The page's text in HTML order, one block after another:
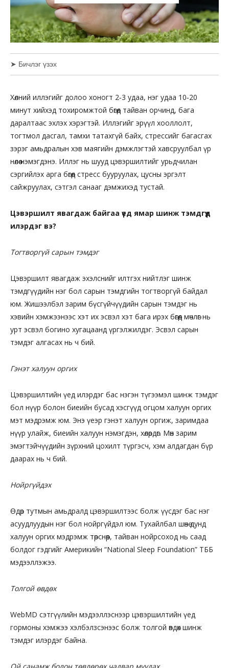
➤ Бичлэг үзэх
Хөлний иллэгийг долоо хоногт 2‑3 удаа, нэг удаа 10‑20
минут хийхэд тохиромжтой бөгөөд тайван орчинд, бага
даралтаас эхлэх хэрэгтэй. Иллэгийг эрүүл хооллолт,
тогтмол дасгал, тамхи татахгүй байх, стрессийг багасгах
зэрэг амьдралын хэв маягийн дэмжлэгтэй хавсруулбал үр
нөлөө нэмэгдэнэ. Иллэг нь шууд цэвэршилтийг урьдчилан
сэргийлэх арга бөгөөд стресс бууруулах, цусны эргэлт
сайжруулах, сэтгэл санааг дэмжихэд тустай.
Цэвэршилт явагдаж байгаа үед ямар шинж тэмдгүүд
илэрдэг вэ?
Тогтворгүй сарын тэмдэг
Цэвэршилт явагдаж эхэлснийг илтгэх нийтлэг шинж
тэмдгүүдийн нэг бол сарын тэмдгийн тогтворгүй байдал
юм. Жишээлбэл зарим бүсгүйчүүдийн сарын тэмдэг нь
хэвийн хэмжээнээс хэт их эсвэл хэт бага ирэх бөгөөд мөчлөг нь
урт эсвэл богино хугацаанд үргэлжилдэг. Эсвэл сарын
тэмдэг алгасах нь ч бий.
Гэнэт халуун оргих
Цэвэршилтийн үед илэрдэг бас нэгэн түгээмэл шинж тэмдэг
бол нүүр болон биеийн бусад хэсгүүд огцом халуун оргих
мэт мэдрэмж юм. Энэ үеэр гэнэт халуун оргиж, заримдаа
нүүр улайж, биеийн халуун нэмэгдэн, хөлөрдөг. Мөн зарим
эмэгтэйчүүдийн зүрхний цохилт түргэсч, хэм алдагдан бүр
даарах нь ч бий.
Нойргүйдэх
Өдөр тутмын амьдралд цэвэршилтээс болж үүсдэг бас нэг
асуудлуудын нэг бол нойргүйдэл юм. Тухайлбал шөнө дунд
халуун оргих мэдрэмж төрснөөр, тайван нойрсоход нь саад
болдог гэдгийг Америкийн “National Sleep Foundation” ТББ
мэдээллэжээ.
Толгой өвдөх
WebMD сэтгүүлийн мэдээллэснээр цэвэршилтийн үед
гормоны хэмжээ хэлбэлзсэнээс болж толгой өвдөх шинж
тэмдэг илэрдэг байна.